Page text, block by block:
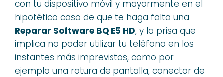
con tu dispositivo móvil y mayormente en el
hipotético caso de que te haga falta una
Reparar Software BQ E5 HD, y la prisa que
implica no poder utilizar tu teléfono en los
instantes más imprevistos, como por
ejemplo una rotura de pantalla, conector de